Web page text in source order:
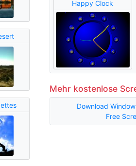
Happy Clock
Mehr kostenlose
Download
Free